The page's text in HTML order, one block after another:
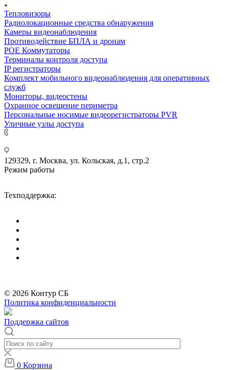
Тепловизоры
Радиолокационные средства обнаружения
Камеры видеонаблюдения
Противодействие БПЛА и дронам
РОЕ Коммутаторы
Терминалы контроля доступа
IP регистраторы
Комплект мобильного видеонаблюдения для оперативных
служб
Мониторы, видеостены
Охранное освещение периметра
Персональные носимые видеорегистраторы PVR
Уличные узлы доступа
129329, г. Москва, ул. Кольская, д.1, стр.2
Режим работы
Техподдержка:
© 2026 Контур СБ
Политика конфиденциальности
Поддержка сайтов
0 Корзина